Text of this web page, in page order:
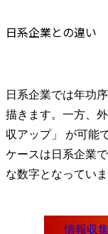
内定後のオファ
年収以外の条件も
年収アップを狙う
外資コンサルに
非公開求人にア
最新の年収相場
過去の実績をも
日系企業との違い
日系企業では年功
描きます。一方、
収アップ」 が可能
ケースは日系企業
な数字となっていま